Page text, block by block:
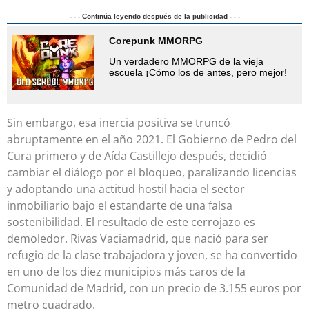
- - - Continúa leyendo después de la publicidad - - -
Corepunk MMORPG
Un verdadero MMORPG de la vieja
escuela ¡Cómo los de antes, pero mejor!
Sin embargo, esa inercia positiva se truncó
abruptamente en el año 2021. El Gobierno de Pedro del
Cura primero y de Aída Castillejo después, decidió
cambiar el diálogo por el bloqueo, paralizando licencias
y adoptando una actitud hostil hacia el sector
inmobiliario bajo el estandarte de una falsa
sostenibilidad. El resultado de este cerrojazo es
demoledor. Rivas Vaciamadrid, que nació para ser
refugio de la clase trabajadora y joven, se ha convertido
en uno de los diez municipios más caros de la
Comunidad de Madrid, con un precio de 3.155 euros por
metro cuadrado.